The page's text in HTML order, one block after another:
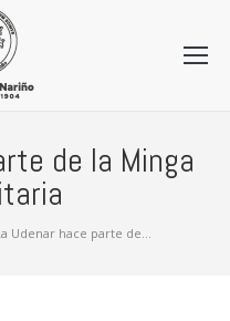
de la Minga
Udenar hace parte de…